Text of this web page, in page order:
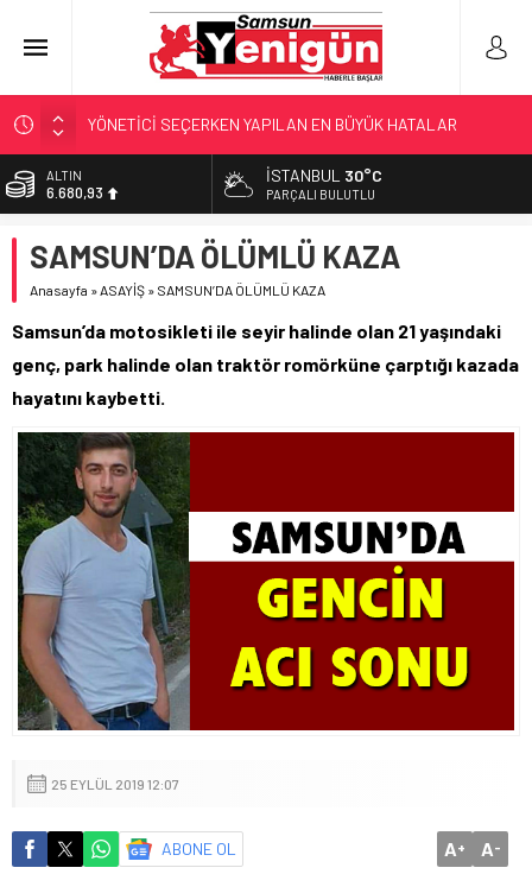
YÖNETİCİ SEÇERKEN YAPILAN EN BÜYÜK HATALAR
GERİ SAYIM BAŞLADI
SAMSUNSPOR’DA HEDEF 5’İNCİLİK!
KUNDUZ’DA SKANDAL!
ALTIN
6.680,93
13.795,57
DOLAR
55,2097
İSTANBUL 30°C
PARÇALI BULUTLU
SAMSUN’DA ÖLÜMLÜ KAZA
Anasayfa »ASAYİŞ » SAMSUN’DA ÖLÜMLÜ KAZA
Samsun’da motosikleti ile seyir halinde olan 21 yaşındaki
genç, park halinde olan traktör romörküne çarptığı kazada
hayatını kaybetti.
25 EYLÜL 2019 12:07
ABONE OL A+ A-